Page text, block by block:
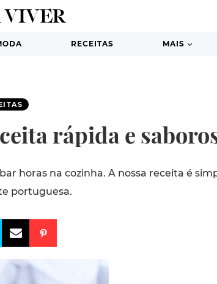
RECEITAS MAIS
rápida e
horas na cozinha. A nossa receita é
portuguesa.